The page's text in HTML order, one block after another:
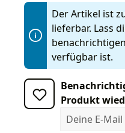
Der Artikel ist
lieferbar. Lass
verfügbar ist.
Produkt
Deine E-Mail